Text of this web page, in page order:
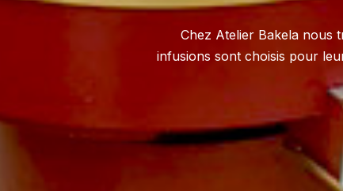
Chez Atelier Bakela nous
infusions sont choisis pour